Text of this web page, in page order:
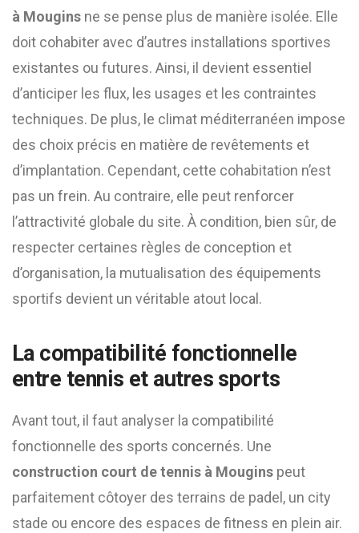
à Mougins ne se pense plus de manière isolée. Elle
doit cohabiter avec d’autres installations sportives
existantes ou futures. Ainsi, il devient essentiel
d’anticiper les flux, les usages et les contraintes
techniques. De plus, le climat méditerranéen impose
des choix précis en matière de revêtements et
d’implantation. Cependant, cette cohabitation n’est
pas un frein. Au contraire, elle peut renforcer
l’attractivité globale du site. À condition, bien sûr, de
respecter certaines règles de conception et
d’organisation, la mutualisation des équipements
sportifs devient un véritable atout local.
La compatibilité fonctionnelle
entre tennis et autres sports
Avant tout, il faut analyser la compatibilité
fonctionnelle des sports concernés. Une
construction court de tennis à Mougins peut
parfaitement côtoyer des terrains de padel, un city
stade ou encore des espaces de fitness en plein air.